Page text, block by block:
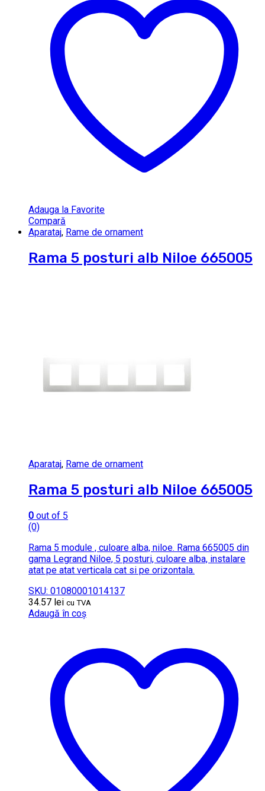
Adauga la Favorite
Compară
Aparataj, Rame de ornament
Rama 5 posturi alb Niloe 665005
Aparataj, Rame de ornament
Rama 5 posturi alb Niloe 665005
0 out of 5
(0)
Rama 5 module , culoare alba, niloe. Rama 665005 din
gama Legrand Niloe, 5 posturi, culoare alba, instalare
atat pe atat verticala cat si pe orizontala.
SKU: 01080001014137
34.57 lei cu TVA
Adaugă în coș